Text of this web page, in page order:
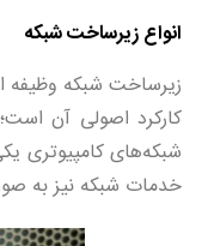
انواع زیرساخت شبکه
زیرساخت شبکه
کارکرد اصولی آن
شبکه‌های کامپیوتری
خدمات شبکه نیز به